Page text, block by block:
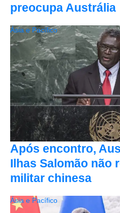
preocupa Austrália
Após encontro,
Ilhas Salomão não
militar chinesa
Ásia e Pacífico
Ásia e Pacífico